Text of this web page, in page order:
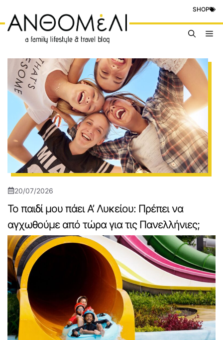
περιεχόμενο
SHOP
20/07/2026
Το παιδί μου πάει Α’ Λυκείου: Πρέπει να
αγχωθούμε από τώρα για τις Πανελλήνιες;